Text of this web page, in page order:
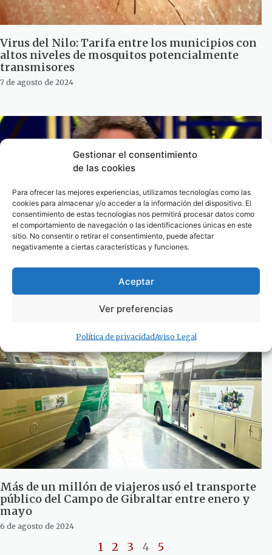
Gestionar el consentimiento
de las cookies
Para ofrecer las mejores experiencias, utilizamos tecnologías como las
cookies para almacenar y/o acceder a la información del dispositivo. El
consentimiento de estas tecnologías nos permitirá procesar datos como
el comportamiento de navegación o las identificaciones únicas en este
sitio. No consentir o retirar el consentimiento, puede afectar
negativamente a ciertas características y funciones.
Aceptar
Ver preferencias
Política de privacidadAviso Legal
Virus del Nilo: Tarifa entre los municipios con
altos niveles de mosquitos potencialmente
transmisores
7 de agosto de 2024
Álvaro Muñoz Escassi, investigado por la
Guardia Civil por numerosas infracciones de
tráfico en Tarifa y Zahara
Más de un millón de viajeros usó el transporte
público del Campo de Gibraltar entre enero y
mayo
6 de agosto de 2024
1 2 3 4 5